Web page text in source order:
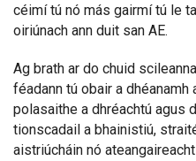
céimí tú nó más gairmí tú le
oiriúnach ann duit san AE.
Ag brath ar do chuid
féadann tú obair a dhéanamh
polasaithe a dhréachtú agus
tionscadail a bhainistiú,
aistriúcháin nó